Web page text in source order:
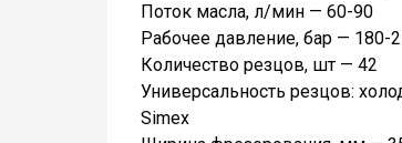
Поток масла, л/мин — 60-90
Рабочее давление, бар — 180-
Количество резцов, шт — 42
Универсальность резцов:
Simex